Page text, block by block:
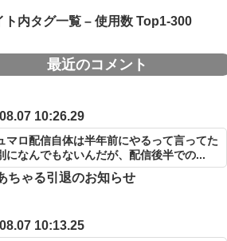
内タグ一覧 – 使用数 Top1-300
最近のコメント
10:26.29
マロ配信自体は半年前にやるって言ってた
になんでもないんだが、配信後半での...
ちゃる引退のお知らせ
10:13.25